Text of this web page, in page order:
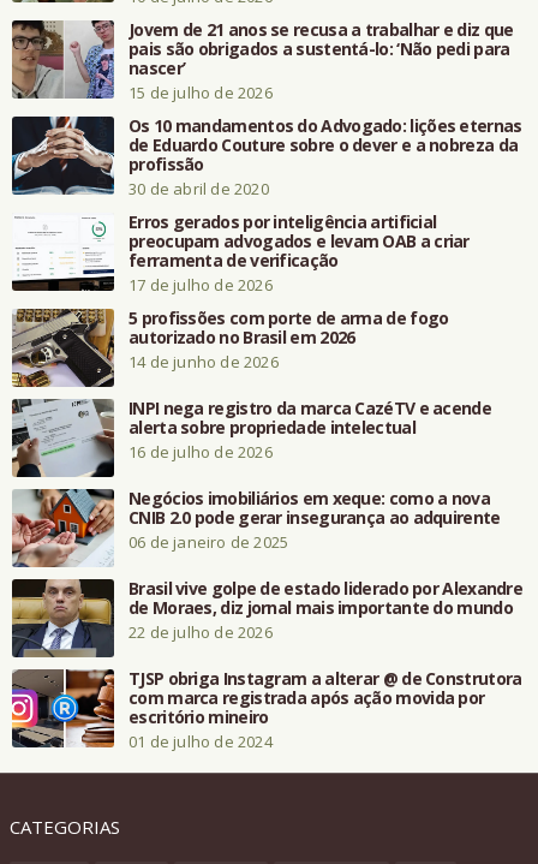
Jovem de 21 anos se recusa a trabalhar e diz que
pais são obrigados a sustentá-lo: ‘Não pedi para
nascer’
15 de julho de 2026
Os 10 mandamentos do Advogado: lições eternas
de Eduardo Couture sobre o dever e a nobreza da
profissão
30 de abril de 2020
Erros gerados por inteligência artificial
preocupam advogados e levam OAB a criar
ferramenta de verificação
17 de julho de 2026
5 profissões com porte de arma de fogo
autorizado no Brasil em 2026
14 de junho de 2026
INPI nega registro da marca CazéTV e acende
alerta sobre propriedade intelectual
16 de julho de 2026
Negócios imobiliários em xeque: como a nova
CNIB 2.0 pode gerar insegurança ao adquirente
06 de janeiro de 2025
Brasil vive golpe de estado liderado por Alexandre
de Moraes, diz jornal mais importante do mundo
22 de julho de 2026
TJSP obriga Instagram a alterar @ de Construtora
com marca registrada após ação movida por
escritório mineiro
01 de julho de 2024
CATEGORIAS